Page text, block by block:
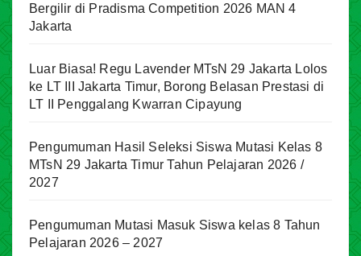
Bergilir di Pradisma Competition 2026 MAN 4
Jakarta
Luar Biasa! Regu Lavender MTsN 29 Jakarta Lolos
ke LT III Jakarta Timur, Borong Belasan Prestasi di
LT II Penggalang Kwarran Cipayung
Pengumuman Hasil Seleksi Siswa Mutasi Kelas 8
MTsN 29 Jakarta Timur Tahun Pelajaran 2026 /
2027
Pengumuman Mutasi Masuk Siswa kelas 8 Tahun
Pelajaran 2026 – 2027